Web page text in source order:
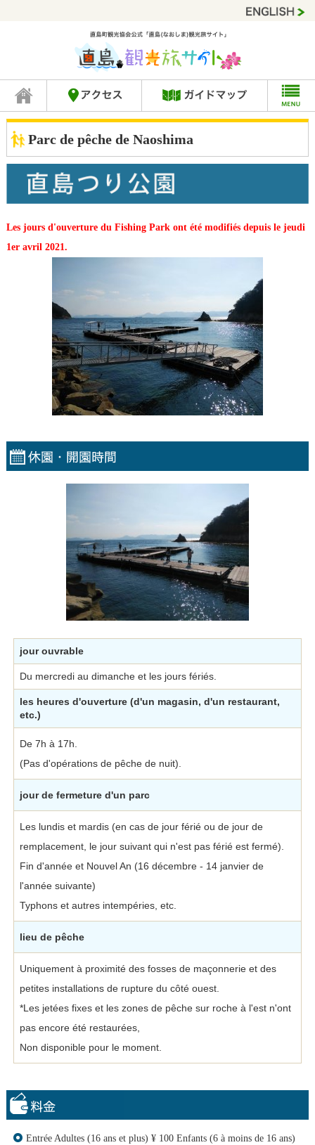
Parc de pêche de Naoshima
Les jours d'ouverture du Fishing Park ont été modifiés depuis le jeudi
1er avril 2021.
jour ouvrable
Du mercredi au dimanche et les jours fériés.
les heures d'ouverture (d'un magasin, d'un restaurant,
etc.)
De 7h à 17h.
(Pas d'opérations de pêche de nuit).
jour de fermeture d'un parc
Les lundis et mardis (en cas de jour férié ou de jour de
remplacement, le jour suivant qui n'est pas férié est fermé).
Fin d'année et Nouvel An (16 décembre - 14 janvier de
l'année suivante)
Typhons et autres intempéries, etc.
lieu de pêche
Uniquement à proximité des fosses de maçonnerie et des
petites installations de rupture du côté ouest.
*Les jetées fixes et les zones de pêche sur roche à l'est n'ont
pas encore été restaurées,
Non disponible pour le moment.
Entrée Adultes (16 ans et plus) ¥ 100 Enfants (6 à moins de 16 ans)